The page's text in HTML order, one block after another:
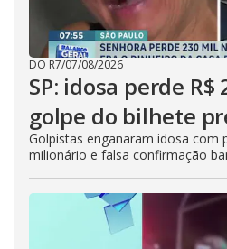
DO R7/07/08/2026
SP: idosa perde
golpe do bilhete
Golpistas enganaram idosa com
milionário e falsa confirmação